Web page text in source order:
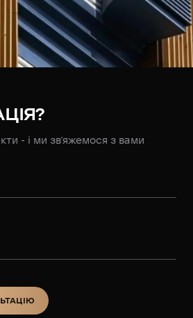
- і ми зв’яжемося з вами